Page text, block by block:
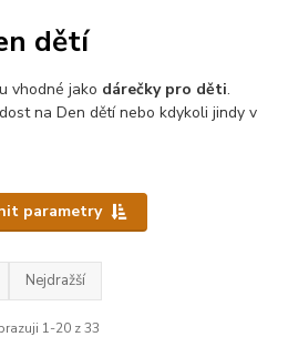
dětí
vhodné jako dárečky pro děti.
na Den dětí nebo kdykoli jindy v
parametry
Nejdražší
1-20 z 33